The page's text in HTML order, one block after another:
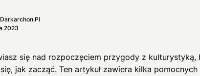
2023
się nad rozpoczęciem przygody z kulturystyką,
jak zacząć. Ten artykuł zawiera kilka